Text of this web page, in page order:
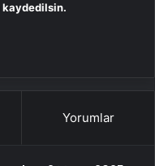
kaydedilsin.
Yorumlar